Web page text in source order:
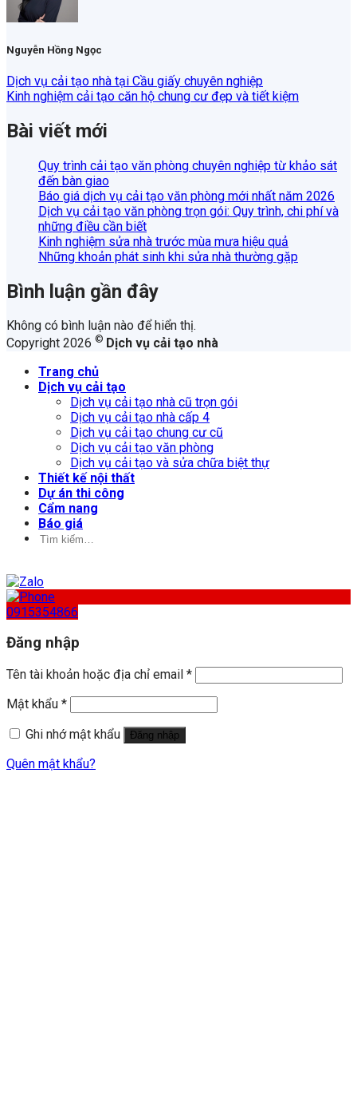
Nguyễn Hồng Ngọc
Dịch vụ cải tạo nhà tại Cầu giấy chuyên nghiệp
Kinh nghiệm cải tạo căn hộ chung cư đẹp và tiết kiệm
Bài viết mới
Quy trình cải tạo văn phòng chuyên nghiệp từ khảo sát
đến bàn giao
Báo giá dịch vụ cải tạo văn phòng mới nhất năm 2026
Dịch vụ cải tạo văn phòng trọn gói: Quy trình, chi phí và
những điều cần biết
Kinh nghiệm sửa nhà trước mùa mưa hiệu quả
Những khoản phát sinh khi sửa nhà thường gặp
Bình luận gần đây
Không có bình luận nào để hiển thị.
Copyright 2026 © Dịch vụ cải tạo nhà
Trang chủ
Dịch vụ cải tạo
Dịch vụ cải tạo nhà cũ trọn gói
Dịch vụ cải tạo nhà cấp 4
Dịch vụ cải tạo chung cư cũ
Dịch vụ cải tạo văn phòng
Dịch vụ cải tạo và sửa chữa biệt thự
Thiết kế nội thất
Dự án thi công
Cẩm nang
Báo giá
Tìm
0915354866
Đăng nhập
Tên tài khoản hoặc địa chỉ email *
Mật khẩu *
Ghi nhớ mật khẩu
Đăng nhập
Quên mật khẩu?